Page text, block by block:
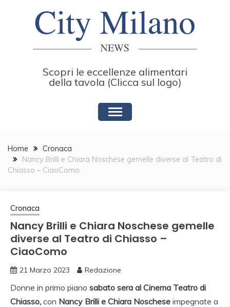
Scopri le eccellenze alimentari
della tavola (Clicca sul logo)
Home
Cronaca
Nancy Brilli e Chiara Noschese gemelle diverse al Teatro di
Chiasso – CiaoComo
Cronaca
Nancy Brilli e Chiara Noschese gemelle
diverse al Teatro di Chiasso –
CiaoComo
21 Marzo 2023 Redazione
Donne in primo piano sabato sera al Cinema Teatro di
Chiasso, con Nancy Brilli e Chiara Noschese impegnate a